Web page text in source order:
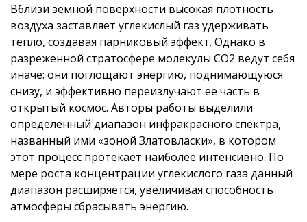
Вблизи земной поверхности высокая плотность
воздуха заставляет углекислый газ удерживать
тепло, создавая парниковый эффект. Однако в
разреженной стратосфере молекулы CO2 ведут себя
иначе: они поглощают энергию, поднимающуюся
снизу, и эффективно переизлучают ее часть в
открытый космос. Авторы работы выделили
определенный диапазон инфракрасного спектра,
названный ими «зоной Златовласки», в котором
этот процесс протекает наиболее интенсивно. По
мере роста концентрации углекислого газа данный
диапазон расширяется, увеличивая способность
атмосферы сбрасывать энергию.